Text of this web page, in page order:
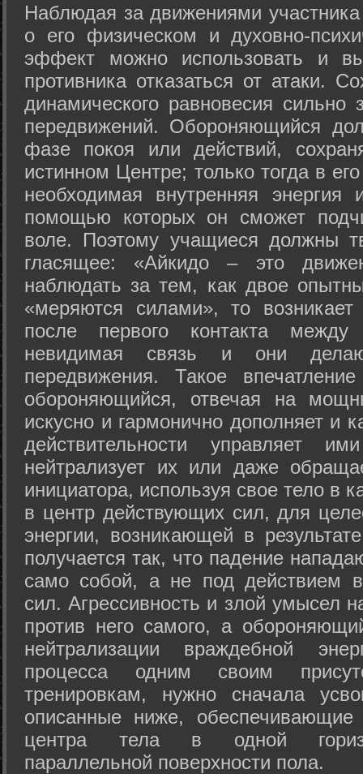
Hаблюдая за движениями
о его физическом и духовно-
эффект можно использовать и
противника отказаться от атаки.
динамического равновесия сильно
передвижений. Обороняющийся
фазе покоя или действий,
истинном Центре; только тогда в
необходимая внутренняя
помощью которых он сможет
воле. Поэтому учащиеся должны
гласящее: «Айкидо – это
наблюдать за тем, как двое
«меряются силами», то возникает
после первого контакта
невидимая связь и они
передвижения. Такое
обороняющийся, отвечая на
искусно и гармонично дополняет и
действительности управляет
нейтрализует их или даже
инициатора, используя свое тело в
в центр действующих сил, для
энергии, возникающей в
получается так, что падение
само собой, а не под действием
сил. Агрессивность и злой умысел
против него самого, а
нейтрализации враждебной
процесса одним своим
тренировкам, нужно сначала
описанные ниже, обеспечивающие
центра тела в одной
параллельной поверхности пола.